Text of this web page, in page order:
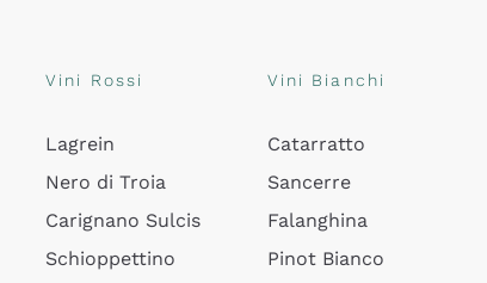
Vini Rossi
Lagrein
Nero di Troia
Carignano Sulcis
Schioppettino
Vini Bianchi
Catarratto
Sancerre
Falanghina
Pinot Bianco